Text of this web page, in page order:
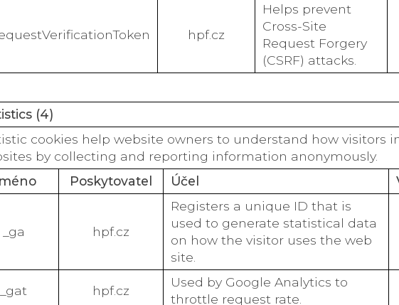
hpf.cz
Helps prevent
Cross-Site
Request Forgery
(CSRF) attacks.
(4)
cookies help website owners to understand how visitors
by collecting and reporting information anonymously.
Poskytovatel Účel
_ga hpf.cz
Registers a unique ID that is
used to generate statistical data
on how the visitor uses the web
site.
_gat hpf.cz
Used by Google Analytics to
throttle request rate.